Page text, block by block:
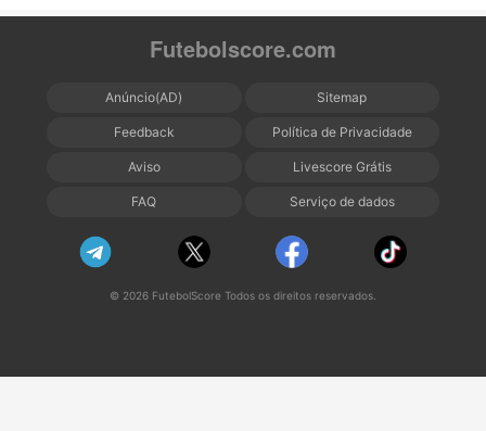
Futebolscore.com
Anúncio(AD) Sitemap
Feedback Política de Privacidade
Aviso Livescore Grátis
FAQ Serviço de dados
© 2026 FutebolScore Todos os direitos reservados.